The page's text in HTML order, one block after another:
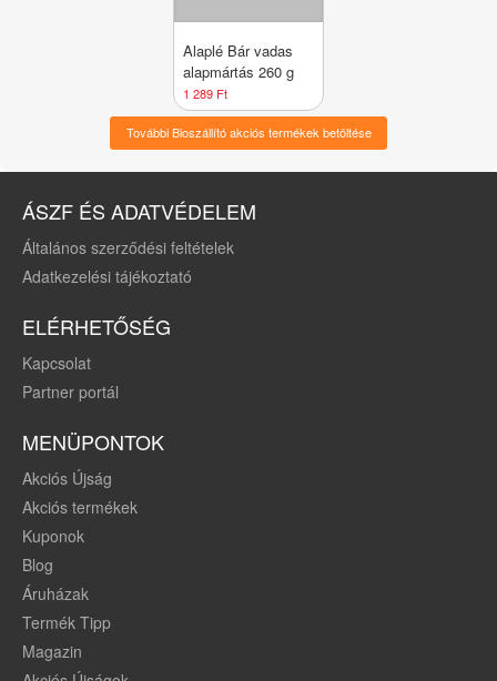
Alaplé Bár vadas
alapmártás 260 g
1 289 Ft
További Bioszállító akciós termékek betöltése
ÁSZF ÉS ADATVÉDELEM
Általános szerződési feltételek
Adatkezelési tájékoztató
ELÉRHETŐSÉG
Kapcsolat
Partner portál
MENÜPONTOK
Akciós Újság
Akciós termékek
Kuponok
Blog
Áruházak
Termék Tipp
Magazin